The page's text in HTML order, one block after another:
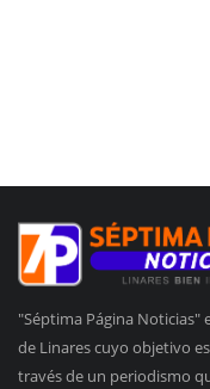
"Séptima Página Noticias"
de Linares cuyo objetivo
través de un periodismo